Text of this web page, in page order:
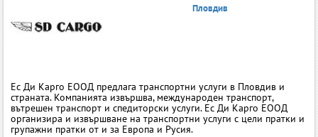
Пловдив
Ес Ди Карго ЕООД предлага транспортни услуги в Пловдив и
страната. Компанията извършва, международен транспорт,
вътрешен транспорт и спедиторски услуги. Ес Ди Карго ЕООД
организира и извършване на транспортни услуги с цели пратки и
групажни пратки от и за Европа и Русия.